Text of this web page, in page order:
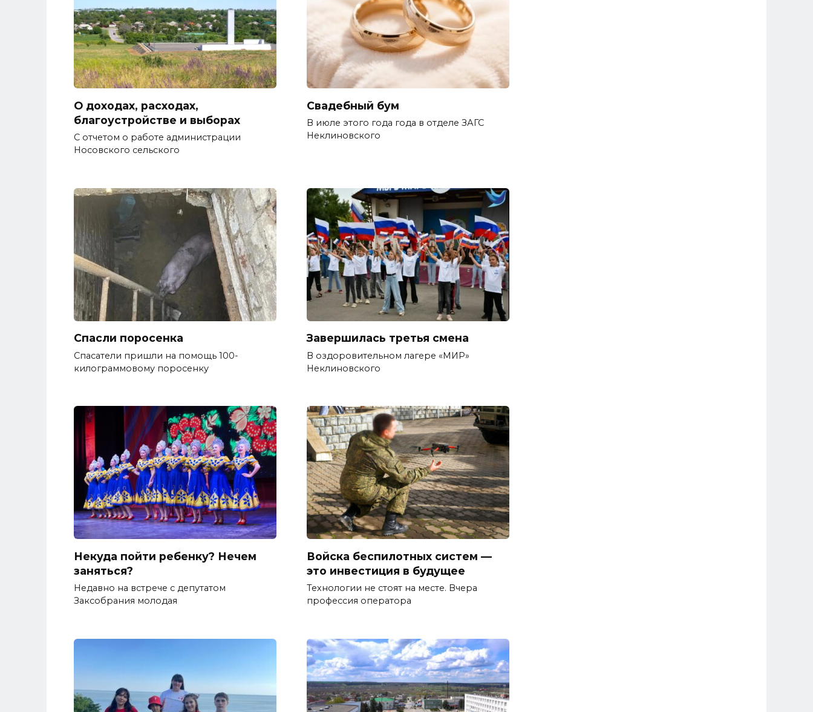
О доходах, расходах,
благоустройстве и выборах
С отчетом о работе администрации
Носовского сельского
Свадебный бум
В июле этого года года в отделе ЗАГС
Неклиновского
Спасли поросенка
Спасатели пришли на помощь 100-
килограммовому поросенку
Завершилась третья смена
В оздоровительном лагере «МИР»
Неклиновского
Некуда пойти ребенку? Нечем
заняться?
Недавно на встрече с депутатом
Заксобрания молодая
Войска беспилотных систем —
это инвестиция в будущее
Технологии не стоят на месте. Вчера
профессия оператора